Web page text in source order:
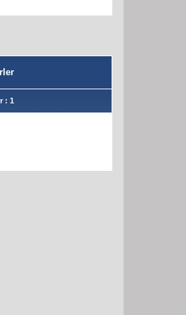
: 1